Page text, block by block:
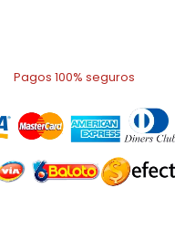
Pagos 100% seguros